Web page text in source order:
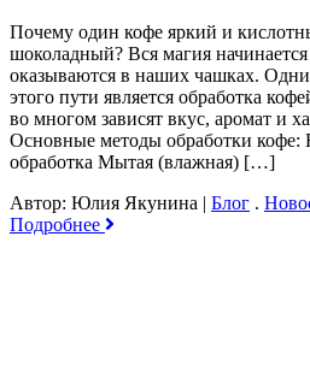
Почему один кофе яркий и
шоколадный? Вся магия начинается
оказываются в наших чашках.
этого пути является обработка
во многом зависят вкус, аромат и
Основные методы обработки кофе:
обработка Мытая (влажная) […]
Автор: Юлия Якунина | Блог .
Подробнее